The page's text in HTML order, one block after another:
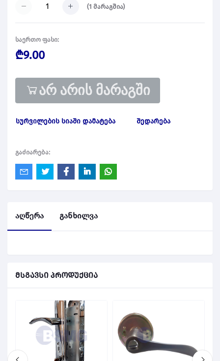
(1 მარაგშია)
საერთო ფასი:
₾9.00
არ არის მარაგში
სურვილების სიაში დამატება შედარება
გაძიარება:
აღწერა განხილვა
მსგავსი პროდუქცია